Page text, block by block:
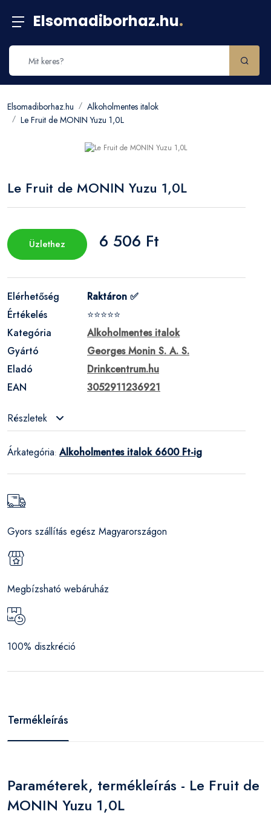
Elsomadiborhaz.hu.
Elsomadiborhaz.hu
Alkoholmentes italok
Le Fruit de MONIN Yuzu 1,0L
Le Fruit de MONIN Yuzu 1,0L
Üzlethez 6 506 Ft
Elérhetőség
Raktáron ✅
Értékelés
⭐⭐⭐⭐⭐
Kategória
Alkoholmentes italok
Gyártó
Georges Monin S. A. S.
Eladó
Drinkcentrum.hu
EAN
3052911236921
Részletek
Árkategória: Alkoholmentes italok 6600 Ft-ig
Gyors szállítás egész Magyarországon
Megbízsható webáruház
100% diszkréció
Termékleírás
Paraméterek, termékleírás - Le Fruit de
MONIN Yuzu 1,0L